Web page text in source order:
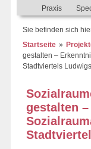
Praxis
Sie befinden sich
Startseite
gestalten –
Stadtviertels
gestalten